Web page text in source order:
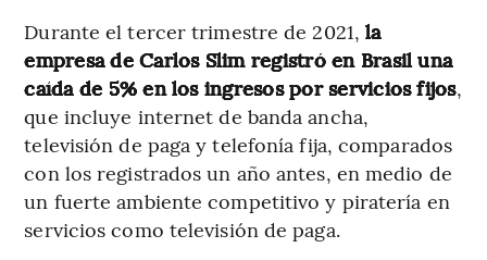
Durante el tercer trimestre de 2021,la
empresa de Carlos Slim registró en Brasil una
caída de 5% en los ingresos por servicios fijos,
que incluye internet de banda ancha,
televisión de paga y telefonía fija, comparados
con los registrados un año antes, en medio de
un fuerte ambiente competitivo y piratería en
servicios como televisión de paga.